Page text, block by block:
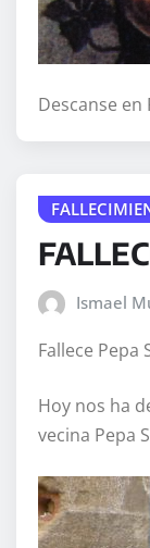
Descanse en
Ismael
Fallece Pepa
Hoy nos ha
vecina Pepa